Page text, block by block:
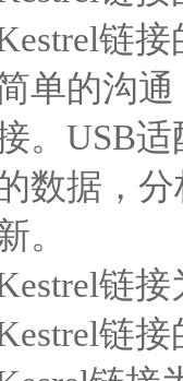
链接
单的沟通
。 USB适
数据，
。
链接
链接